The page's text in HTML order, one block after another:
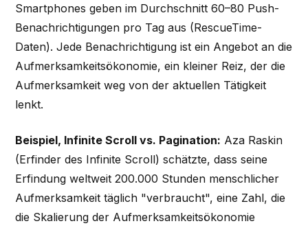
Smartphones geben im Durchschnitt 60–80 Push-
Benachrichtigungen pro Tag aus (RescueTime-
Daten). Jede Benachrichtigung ist ein Angebot an die
Aufmerksamkeitsökonomie, ein kleiner Reiz, der die
Aufmerksamkeit weg von der aktuellen Tätigkeit
lenkt.
Beispiel, Infinite Scroll vs. Pagination: Aza Raskin
(Erfinder des Infinite Scroll) schätzte, dass seine
Erfindung weltweit 200.000 Stunden menschlicher
Aufmerksamkeit täglich "verbraucht", eine Zahl, die
die Skalierung der Aufmerksamkeitsökonomie